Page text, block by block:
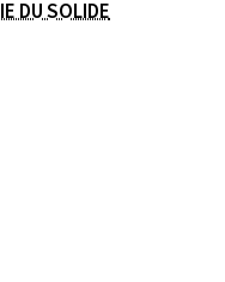
DU SOLIDE